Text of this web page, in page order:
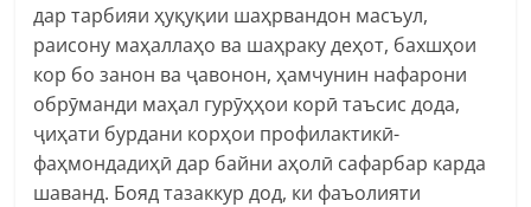
дар тарбияи ҳуқуқии шаҳрвандон масъул,
раисону маҳаллаҳо ва шаҳраку деҳот, бахшҳои
кор бо занон ва ҷавонон, ҳамчунин нафарони
обрӯманди маҳал гурӯҳҳои корӣ таъсис дода,
ҷиҳати бурдани корҳои профилактикӣ-
фаҳмондадиҳӣ дар байни аҳолӣ сафарбар карда
шаванд. Бояд тазаккур дод, ки фаъолияти